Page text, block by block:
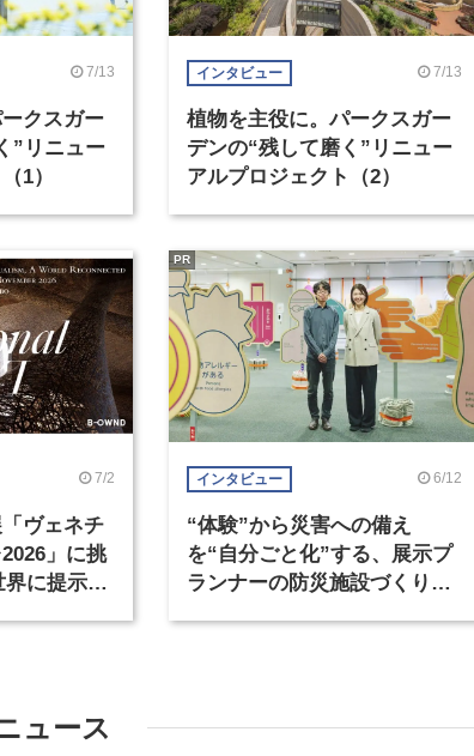
7/13
クスガー
”リニュー
1）
インタビュー 7/13
植物を主役に。パークスガー
デンの“残して磨く”リニュー
アルプロジェクト（2）
7/2
ヴェネチ
」に挑
に提示す
インタビュー 6/12
“体験”から災害への備え
を“自分ごと化”する、展示プ
ランナーの防災施設づくり
PR
ュース